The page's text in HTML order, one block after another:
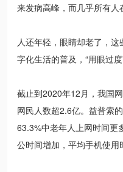
来发病高峰，而几乎所有人
人还年轻，眼睛却老了，这
字化生活的普及，“用眼过
截止到2020年12月，我国
网民人数超2.6亿。益普索
63.3%中老年人上网时间更
公时间增加，平均手机使用